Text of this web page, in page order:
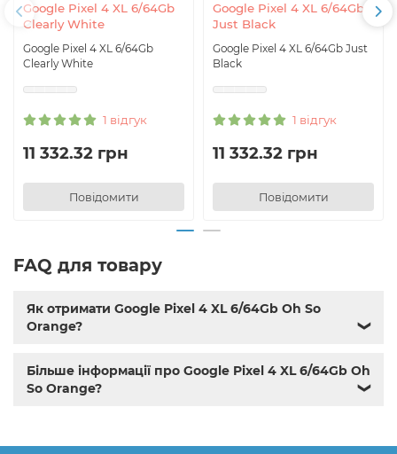
Google Pixel 4 XL 6/64Gb
Clearly White
Google Pixel 4 XL 6/64Gb
Clearly White
1 відгук
11 332.32 грн
Повідомити
Google Pixel 4 XL 6/64Gb
Just Black
Google Pixel 4 XL 6/64Gb Just
Black
1 відгук
11 332.32 грн
Повідомити
FAQ для товару
Як отримати Google Pixel 4 XL 6/64Gb Oh So
Orange?
❯
Більше інформації про Google Pixel 4 XL 6/64Gb Oh
So Orange?
❯